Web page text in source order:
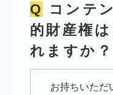
Q
コンテ
的財産権
れますか？
お持ちいただ